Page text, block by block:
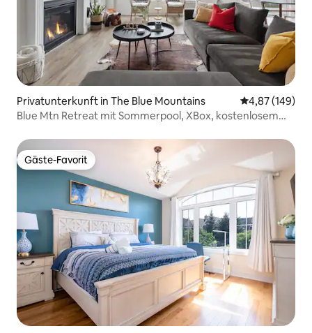
Privatunterkunft in The Blue Mountains
4,87 (149)
Blue Mtn Retreat mit Sommerpool, XBox, kostenlosem
Gäste-Favorit
Gäste-Favorit